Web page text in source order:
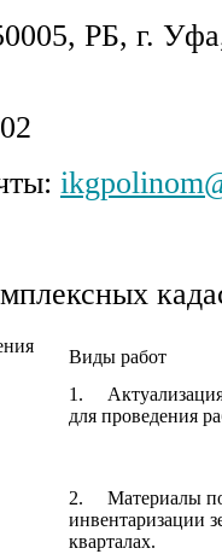
РБ, г.
ikgpolinom
Виды работ
1.
для проведения
2.
Материалы
инвентаризации
кварталах.